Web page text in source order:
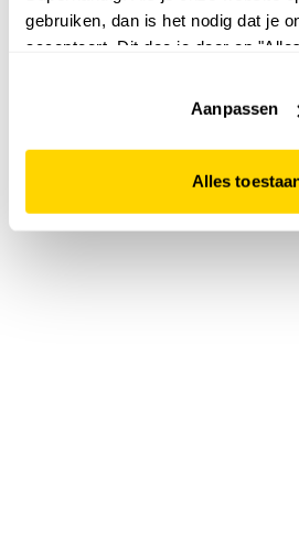
gebruiken, dan is het nodig dat je
accepteert. Dit doe je door op
website niet optimaal functioneert.
Aanpassen
Alles